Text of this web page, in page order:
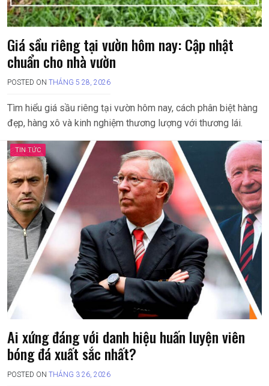
Giá sầu riêng tại vườn hôm nay: Cập nhật
chuẩn cho nhà vườn
POSTED ON THÁNG 5 28, 2026
Tìm hiểu giá sầu riêng tại vườn hôm nay, cách phân biệt hàng
đẹp, hàng xô và kinh nghiệm thương lượng với thương lái.
TIN TỨC
Ai xứng đáng với danh hiệu huấn luyện viên
bóng đá xuất sắc nhất?
POSTED ON THÁNG 3 26, 2026